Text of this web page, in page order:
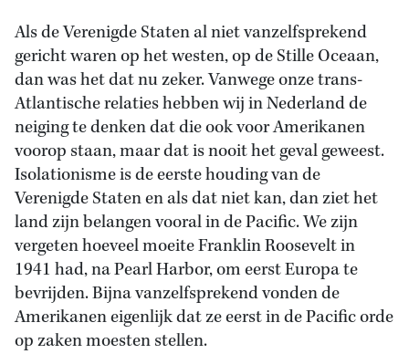
Als de Verenigde Staten al niet vanzelfsprekend
gericht waren op het westen, op de Stille Oceaan,
dan was het dat nu zeker. Vanwege onze trans-
Atlantische relaties hebben wij in Nederland de
neiging te denken dat die ook voor Amerikanen
voorop staan, maar dat is nooit het geval geweest.
Isolationisme is de eerste houding van de
Verenigde Staten en als dat niet kan, dan ziet het
land zijn belangen vooral in de Pacific. We zijn
vergeten hoeveel moeite Franklin Roosevelt in
1941 had, na Pearl Harbor, om eerst Europa te
bevrijden. Bijna vanzelfsprekend vonden de
Amerikanen eigenlijk dat ze eerst in de Pacific orde
op zaken moesten stellen.